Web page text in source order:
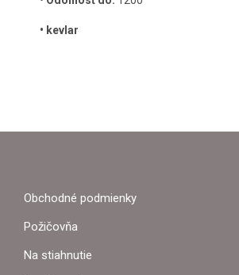
• kevlar
Z
Obchodné podmienky
Požičovňa
Na stiahnutie